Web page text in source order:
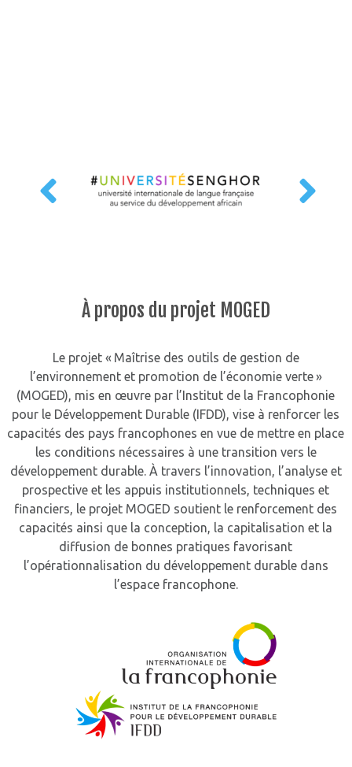
À propos du projet MOGED
Le projet « Maîtrise des outils de gestion de
l’environnement et promotion de l’économie verte »
(MOGED), mis en œuvre par l’Institut de la Francophonie
pour le Développement Durable (IFDD), vise à renforcer les
capacités des pays francophones en vue de mettre en place
les conditions nécessaires à une transition vers le
développement durable. À travers l’innovation, l’analyse et
prospective et les appuis institutionnels, techniques et
financiers, le projet MOGED soutient le renforcement des
capacités ainsi que la conception, la capitalisation et la
diffusion de bonnes pratiques favorisant
l’opérationnalisation du développement durable dans
l’espace francophone.